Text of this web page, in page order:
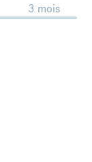
3 mois